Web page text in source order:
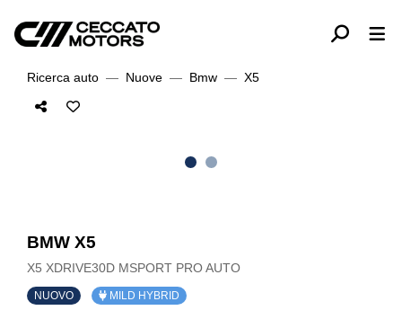
Ricerca auto Nuove Bmw X5
BMW X5
X5 XDRIVE30D MSPORT PRO AUTO
NUOVO MILD HYBRID